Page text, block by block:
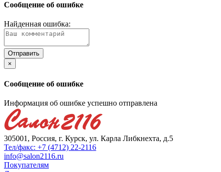
Сообщение об ошибке
Найденная ошибка:
×
Сообщение об ошибке
Информация об ошибке успешно отправлена
305001, Россия, г. Курск, ул. Карла Либкнехта, д.5
Тел/факс: +7 (4712) 22-2116
info@salon2116.ru
Покупателям